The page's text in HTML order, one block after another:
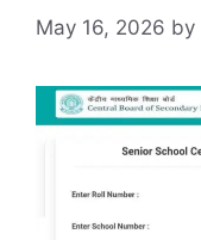
May 16, 2026 by